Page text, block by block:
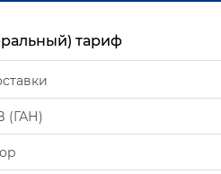
тариф
(ГАН)